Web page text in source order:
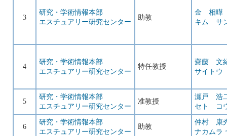
3
研究・学術情報本部
エスチュアリー研究センター
助教
金 相曄
キム サ
4
研究・学術情報本部
エスチュアリー研究センター
特任教授
齋藤 文
サイト
5
研究・学術情報本部
エスチュアリー研究センター
准教授
瀬戸 浩
セト コ
6
研究・学術情報本部
エスチュアリー研究センター
助教
仲村 康
ナカムラ